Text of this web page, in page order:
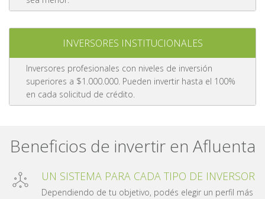
INVERSORES INSTITUCIONALES
Inversores profesionales con niveles de inversión
superiores a $1.000.000. Pueden invertir hasta el 100%
en cada solicitud de crédito.
Beneficios de invertir en Afluenta
UN SISTEMA PARA CADA TIPO DE INVERSOR
Dependiendo de tu objetivo, podés elegir un perfil más